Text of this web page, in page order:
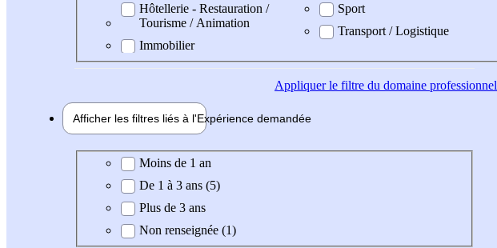
Hôtellerie - Restauration /
Tourisme / Animation
Immobilier
Sport
Transport / Logistique
Appliquerle filtre du domaine professionnel
Afficher les filtres liés à l'Expérience demandée
Expérience demandée
Moins de 1 an
De 1 à 3 ans (5)
Plus de 3 ans
Non renseignée (1)